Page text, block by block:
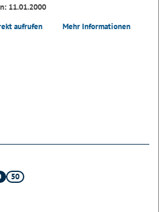
11.01.2000
aufrufen Mehr Informationen
50